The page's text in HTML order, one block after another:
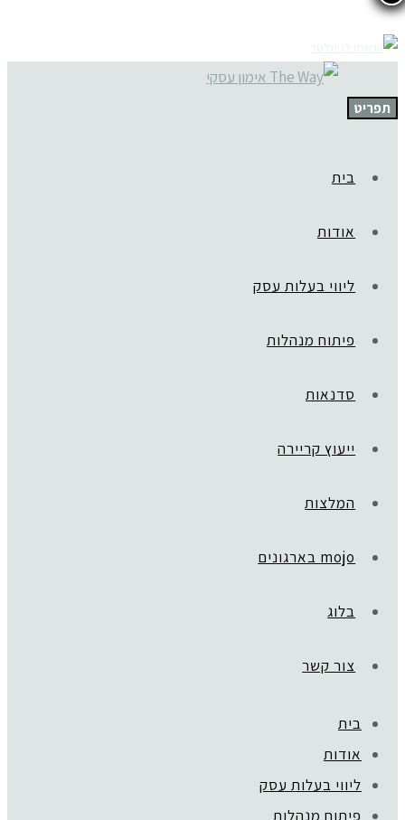
תפריט
בית
אודות
ליווי בעלות עסק
פיתוח מנהלות
סדנאות
ייעוץ קריירה
המלצות
mojo בארגונים
בלוג
צור קשר
בית
אודות
ליווי בעלות עסק
פיתוח מנהלות